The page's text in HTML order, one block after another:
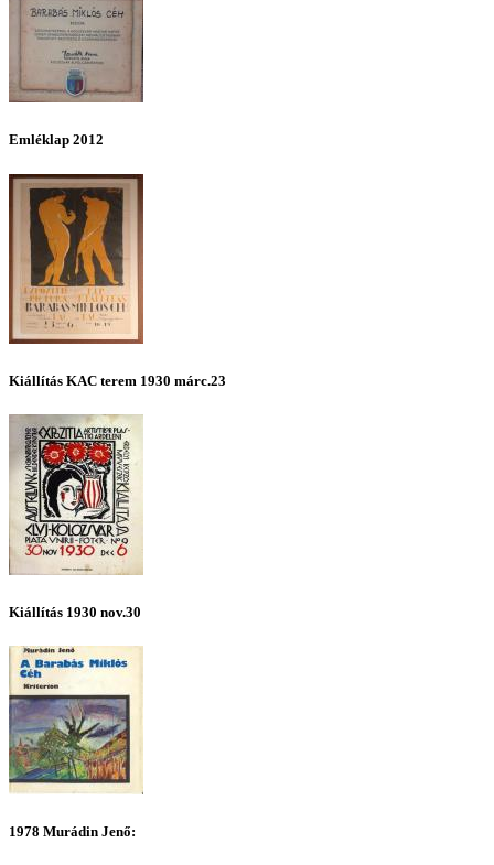
Emléklap 2012
Kiállítás KAC terem 1930 márc.23
Kiállítás 1930 nov.30
1978 Murádin Jenő: